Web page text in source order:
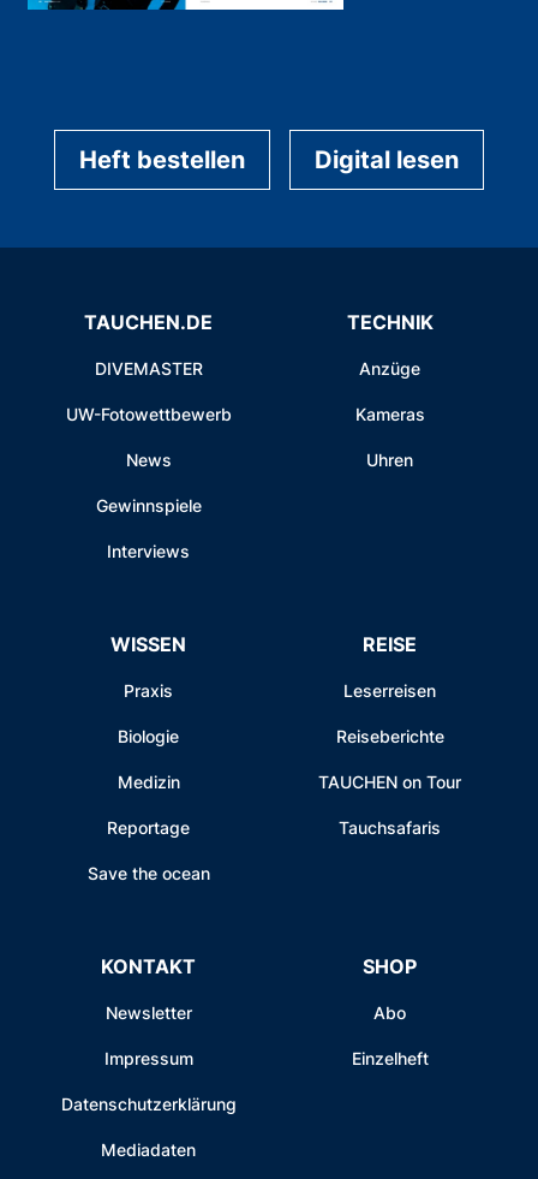
Heft bestellen Digital lesen
TAUCHEN.DE
DIVEMASTER
UW-Fotowettbewerb
News
Gewinnspiele
Interviews
TECHNIK
Anzüge
Kameras
Uhren
WISSEN
Praxis
Biologie
Medizin
Reportage
Save the ocean
REISE
Leserreisen
Reiseberichte
TAUCHEN on Tour
Tauchsafaris
KONTAKT
Newsletter
Impressum
Datenschutzerklärung
Mediadaten
SHOP
Abo
Einzelheft